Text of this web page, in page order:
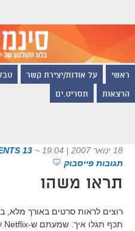
ראשי על אודות/יצירת קשר
הרצאות תסריט.ים
18 ינואר 2007 | 19:04 ~
13 COMMENTS
תגובות פייסבוק
תראו משהו
רוצים לראות סרטים באורך מלא,
תכף תגלו איך. שמעתם ש-Netflix עומדת